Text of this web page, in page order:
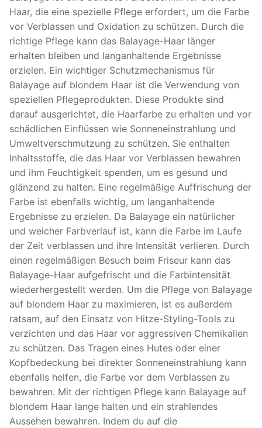
Haar, die eine spezielle Pflege erfordert, um die Farbe
vor Verblassen und Oxidation zu schützen. Durch die
richtige Pflege kann das Balayage-Haar länger
erhalten bleiben und langanhaltende Ergebnisse
erzielen. Ein wichtiger Schutzmechanismus für
Balayage auf blondem Haar ist die Verwendung von
speziellen Pflegeprodukten. Diese Produkte sind
darauf ausgerichtet, die Haarfarbe zu erhalten und vor
schädlichen Einflüssen wie Sonneneinstrahlung und
Umweltverschmutzung zu schützen. Sie enthalten
Inhaltsstoffe, die das Haar vor Verblassen bewahren
und ihm Feuchtigkeit spenden, um es gesund und
glänzend zu halten. Eine regelmäßige Auffrischung der
Farbe ist ebenfalls wichtig, um langanhaltende
Ergebnisse zu erzielen. Da Balayage ein natürlicher
und weicher Farbverlauf ist, kann die Farbe im Laufe
der Zeit verblassen und ihre Intensität verlieren. Durch
einen regelmäßigen Besuch beim Friseur kann das
Balayage-Haar aufgefrischt und die Farbintensität
wiederhergestellt werden. Um die Pflege von Balayage
auf blondem Haar zu maximieren, ist es außerdem
ratsam, auf den Einsatz von Hitze-Styling-Tools zu
verzichten und das Haar vor aggressiven Chemikalien
zu schützen. Das Tragen eines Hutes oder einer
Kopfbedeckung bei direkter Sonneneinstrahlung kann
ebenfalls helfen, die Farbe vor dem Verblassen zu
bewahren. Mit der richtigen Pflege kann Balayage auf
blondem Haar lange halten und ein strahlendes
Aussehen bewahren. Indem du auf die